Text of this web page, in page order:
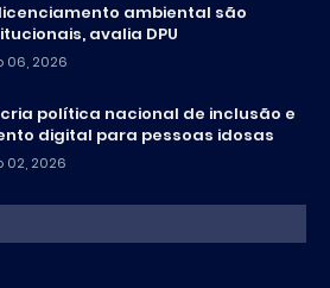
licenciamento ambiental são
avalia DPU
06, 2026
política nacional de inclusão e
digital para pessoas idosas
02, 2026